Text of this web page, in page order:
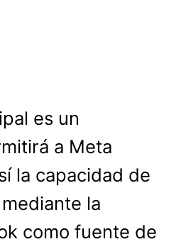
es un
a Meta
la capacidad de
la
como fuente de